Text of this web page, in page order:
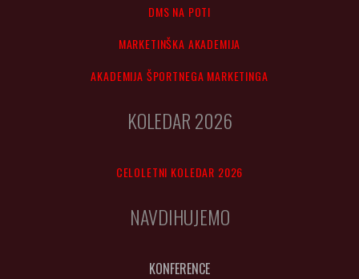
DMS NA POTI
MARKETINŠKA AKADEMIJA
AKADEMIJA ŠPORTNEGA MARKETINGA
KOLEDAR 2026
CELOLETNI KOLEDAR 2026
NAVDIHUJEMO
KONFERENCE